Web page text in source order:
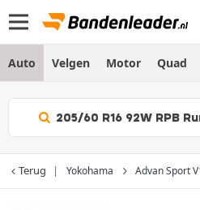
Auto Velgen Motor Quad
205/60 R16 92W RPB
Terug Yokohama Advan Sport